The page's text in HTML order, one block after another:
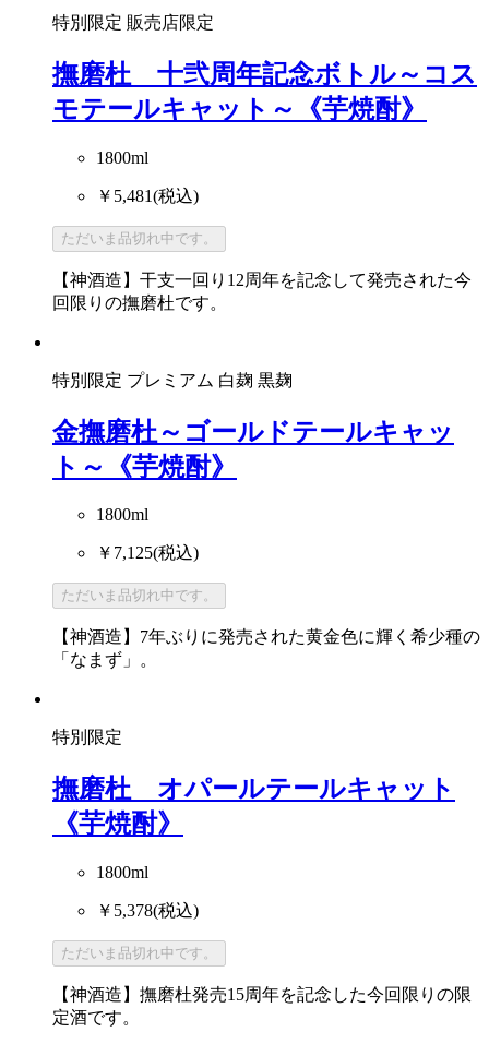
特別限定 販売店限定
撫磨杜 十弐周年記念ボトル～コス
モテールキャット～《芋焼酎》
1800ml
￥5,481(税込)
ただいま品切れ中です。
【神酒造】干支一回り12周年を記念して発売された今
回限りの撫磨杜です。
特別限定 プレミアム 白麹 黒麹
金撫磨杜～ゴールドテールキャッ
ト～《芋焼酎》
1800ml
￥7,125(税込)
ただいま品切れ中です。
【神酒造】7年ぶりに発売された黄金色に輝く希少種の
「なまず」。
特別限定
撫磨杜 オパールテールキャット
《芋焼酎》
1800ml
￥5,378(税込)
ただいま品切れ中です。
【神酒造】撫磨杜発売15周年を記念した今回限りの限
定酒です。